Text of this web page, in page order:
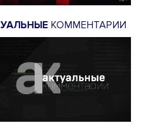
КОММЕНТАРИИ